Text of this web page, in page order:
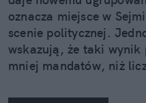
oznacza miejsce w
scenie politycznej.
wskazują, że taki wynik
mniej mandatów, niż